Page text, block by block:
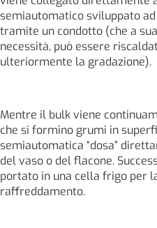
semiautomatico sviluppato
tramite un condotto (che a
necessità, può essere
ulteriormente la gradazione).
Mentre il bulk viene
che si formino grumi in
semiautomatica “dosa”
del vaso o del flacone.
portato in una cella frigo per
raffreddamento.